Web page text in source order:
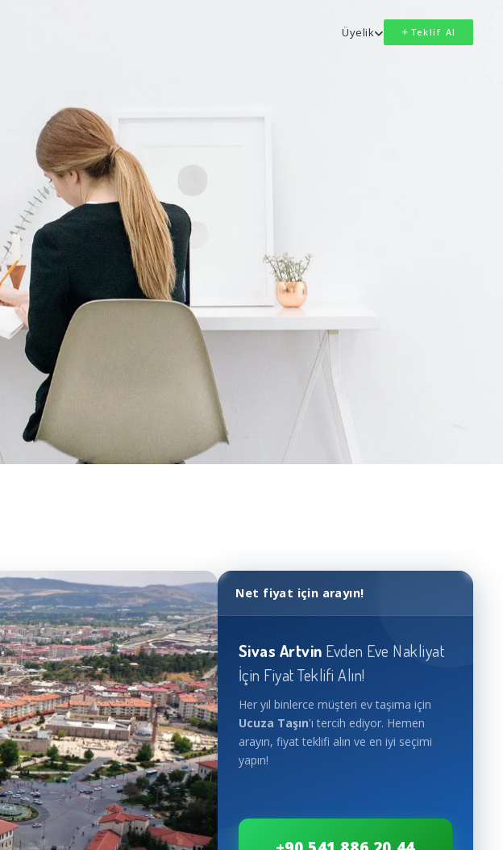
Üyelik Teklif Al
Net fiyat için arayın!
Sivas Artvin Evden Eve Nakliyat
İçin Fiyat Teklifi Alın!
Her yıl binlerce müşteri ev taşıma için
Ucuza Taşın'ı tercih ediyor. Hemen
arayın, fiyat teklifi alın ve en iyi seçimi
yapın!